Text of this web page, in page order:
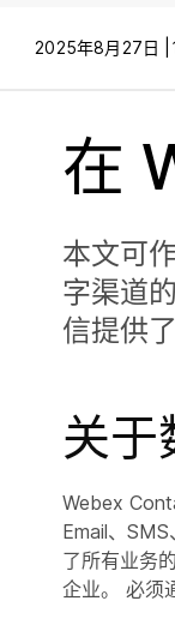
2025年8月27日 |
在
本文可
字渠道
信提供
关于
Webex
Email、
了所有业务
企业。 必须